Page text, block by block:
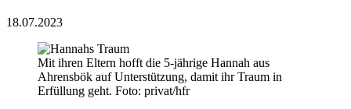
18.07.2023
Mit ihren Eltern hofft die 5-jährige Hannah aus
Ahrensbök auf Unterstützung, damit ihr Traum in
Erfüllung geht. Foto: privat/hfr